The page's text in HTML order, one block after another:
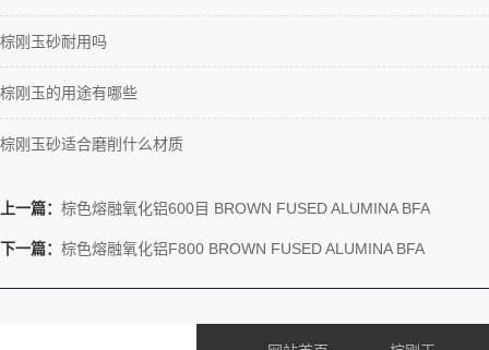
棕刚玉砂耐用吗
棕刚玉的用途有哪些
棕刚玉砂适合磨削什么材质
上一篇： 棕色熔融氧化铝600目 BROWN FUSED ALUMINA BFA
下一篇： 棕色熔融氧化铝F800 BROWN FUSED ALUMINA BFA